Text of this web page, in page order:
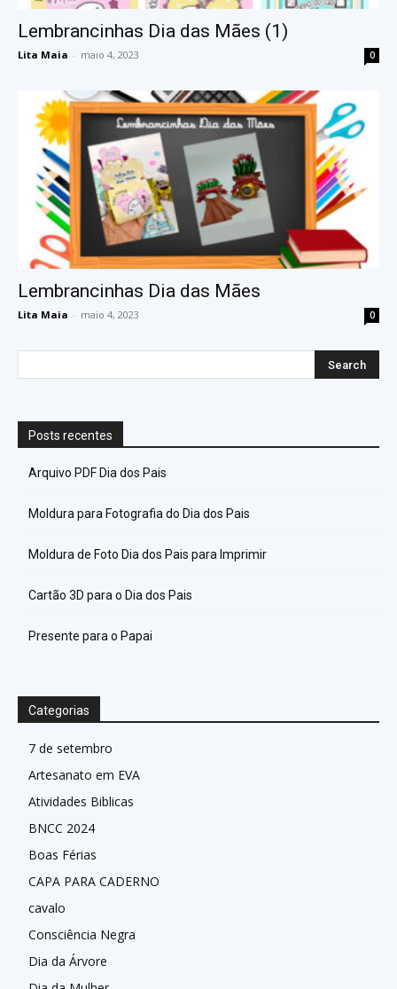
Lembrancinhas Dia das Mães (1)
Lita Maia - maio 4, 2023 0
Lembrancinhas Dia das Mães
Lita Maia - maio 4, 2023 0
Posts recentes
Arquivo PDF Dia dos Pais
Moldura para Fotografia do Dia dos Pais
Moldura de Foto Dia dos Pais para Imprimir
Cartão 3D para o Dia dos Pais
Presente para o Papai
Categorias
7 de setembro
Artesanato em EVA
Atividades Biblicas
BNCC 2024
Boas Férias
CAPA PARA CADERNO
cavalo
Consciência Negra
Dia da Árvore